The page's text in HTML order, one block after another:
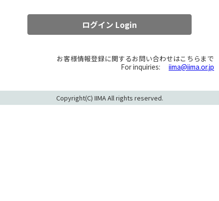
お客様情報登録に関するお問い合わせはこちらまで
For inquiries: iima@iima.or.jp
Copyright(C) IIMA All rights reserved.